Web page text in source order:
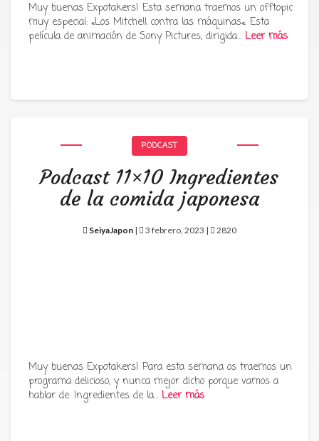
Muy buenas Expotakers! Esta semana traemos un offtopic
muy especial: «Los Mitchell contra las máquinas«. Esta
película de animación de Sony Pictures, dirigida… Leer más
PODCAST
Podcast 11×10 Ingredientes
de la comida japonesa
SeiyaJapon | 3 febrero, 2023 | 2820
Muy buenas Expotakers! Para esta semana os traemos un
programa delicioso, y nunca mejor dicho porque vamos a
hablar de: Ingredientes de la… Leer más